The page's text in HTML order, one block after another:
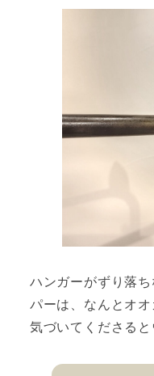
ハンガーがずり落
パーは、なんとオオ
気づいてくださると